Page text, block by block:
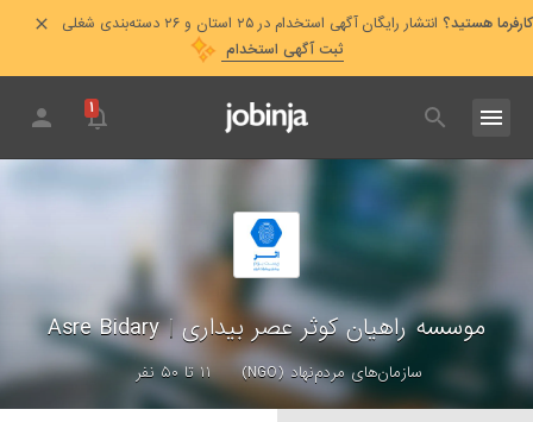
کارفرما هستید؟ انتشار رایگان آگهی استخدام در ۲۵ استان و ۲۶ دسته‌بندی شغلی
ثبت آگهی استخدام
۱
موسسه راهیان کوثر عصر بیداری|
Asre Bidary
سازمان‌های مردم‌نهاد (NGO) ۱۱ تا ۵۰ نفر